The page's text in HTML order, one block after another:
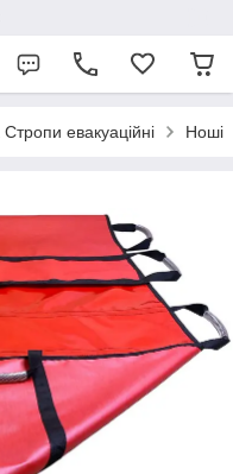
евакуаційні Ноші